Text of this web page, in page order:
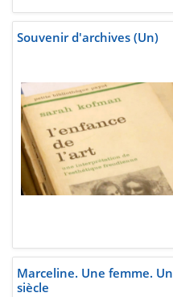
Souvenir d'archives (Un)
Marceline. Une femme. Un
siècle